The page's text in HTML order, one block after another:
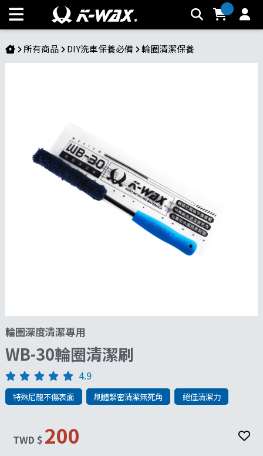
WB-30輪圈清潔刷 | K-WAX台灣汽車美容材料
所有商品 DIY洗車保養必備 輪圈清潔保養
輪圈深度清潔專用
WB-30輪圈清潔刷
4.9
特殊尼龍不傷表面 刷體緊密清潔無死角 絕佳清潔力
TWD $ 200